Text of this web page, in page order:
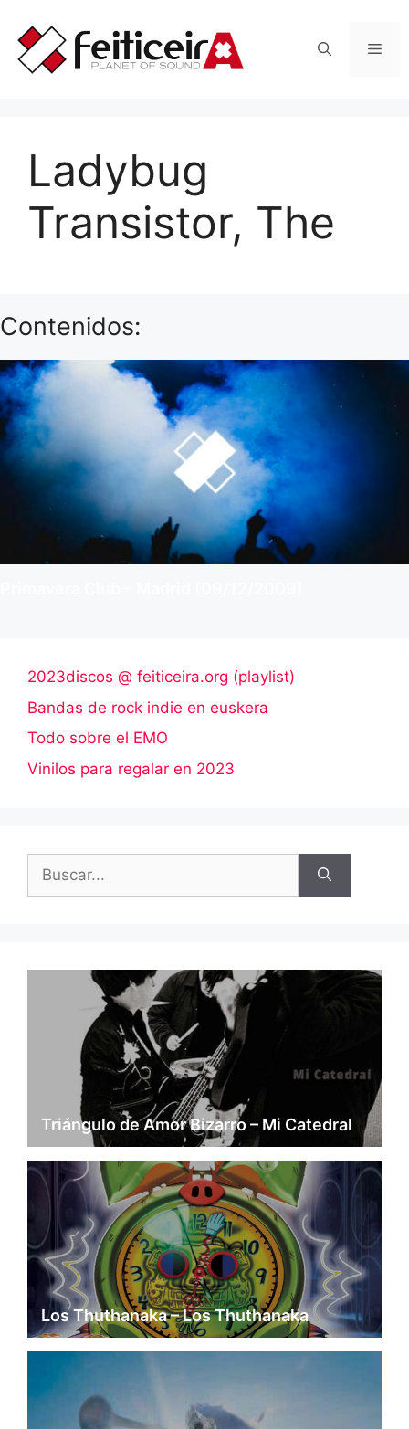
contenido
Ladybug
Transistor, The
Contenidos:
2023discos @ feiticeira.org (playlist)
Bandas de rock indie en euskera
Todo sobre el EMO
Vinilos para regalar en 2023
Triángulo de Amor Bizarro – Mi Catedral
Los Thuthanaka – Los Thuthanaka